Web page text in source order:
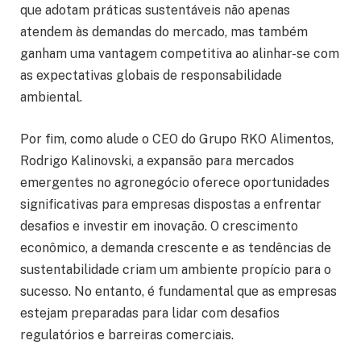
que adotam práticas sustentáveis não apenas
atendem às demandas do mercado, mas também
ganham uma vantagem competitiva ao alinhar-se com
as expectativas globais de responsabilidade
ambiental.
Por fim, como alude o CEO do Grupo RKO Alimentos,
Rodrigo Kalinovski, a expansão para mercados
emergentes no agronegócio oferece oportunidades
significativas para empresas dispostas a enfrentar
desafios e investir em inovação. O crescimento
econômico, a demanda crescente e as tendências de
sustentabilidade criam um ambiente propício para o
sucesso. No entanto, é fundamental que as empresas
estejam preparadas para lidar com desafios
regulatórios e barreiras comerciais.